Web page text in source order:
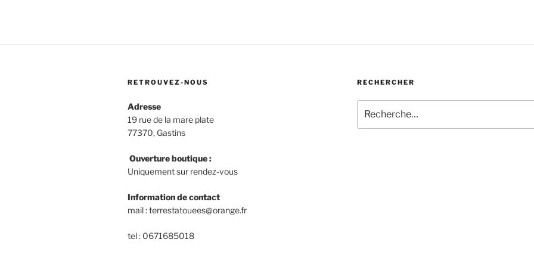
RETROUVEZ-NOUS
Adresse
19 rue de la mare plate
77370, Gastins
Ouverture boutique :
Uniquement sur rendez-vous
Information de contact
mail : terrestatouees@orange.fr
tel : 0671685018
RECHERCHER
pour
: